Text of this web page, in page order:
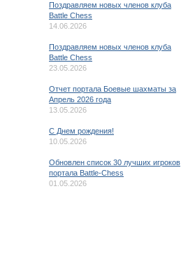
Поздравляем новых членов клуба
Battle Chess
14.06.2026
Поздравляем новых членов клуба
Battle Chess
23.05.2026
Отчет портала Боевые шахматы за
Апрель 2026 года
13.05.2026
C Днем рождения!
10.05.2026
Обновлен список 30 лучших игроков
портала Battle-Chess
01.05.2026